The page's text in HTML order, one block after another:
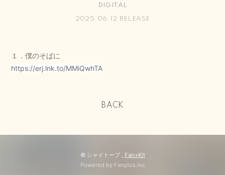
BLOG
DIGITAL
2025.06.12 RELEASE
１．僕のそばに
https://erj.lnk.to/MMiQwhTA
BACK
© シャイトープ , Fan+Kit
Powered by Fanplus.inc